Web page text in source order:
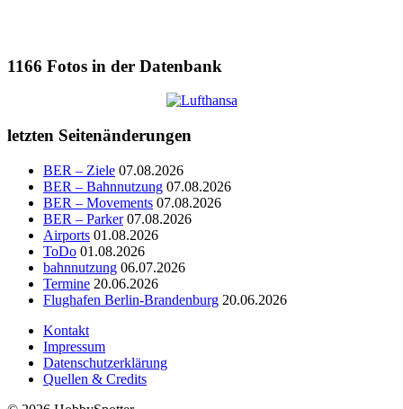
1166 Fotos in der Datenbank
letzten Seitenänderungen
BER – Ziele 07.08.2026
BER – Bahnnutzung 07.08.2026
BER – Movements 07.08.2026
BER – Parker 07.08.2026
Airports 01.08.2026
ToDo 01.08.2026
bahnnutzung 06.07.2026
Termine 20.06.2026
Flughafen Berlin-Brandenburg 20.06.2026
Kontakt
Impressum
Datenschutzerklärung
Quellen & Credits